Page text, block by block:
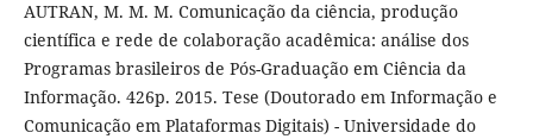
AUTRAN, M. M. M. Comunicação da ciência, produção
científica e rede de colaboração acadêmica: análise dos
Programas brasileiros de Pós-Graduação em Ciência da
Informação. 426p. 2015. Tese (Doutorado em Informação e
Comunicação em Plataformas Digitais) - Universidade do